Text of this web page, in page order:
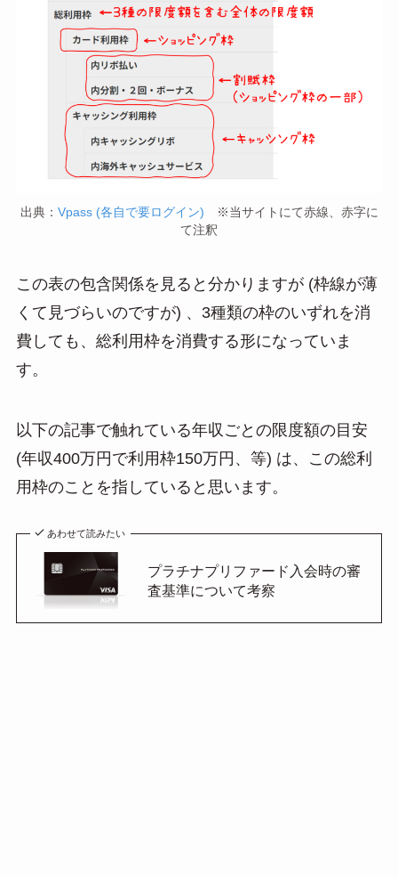
出典： Vpass (各自で要ログイン) ※当サイトにて赤線、赤字に
て注釈
この表の包含関係を見ると分かりますが (枠線が薄
くて見づらいのですが) 、3種類の枠のいずれを消
費しても、総利用枠を消費する形になっていま
す。
以下の記事で触れている年収ごとの限度額の目安
(年収400万円で利用枠150万円、等) は、この総利
用枠のことを指していると思います。
あわせて読みたい
プラチナプリファード入会時の審
査基準について考察